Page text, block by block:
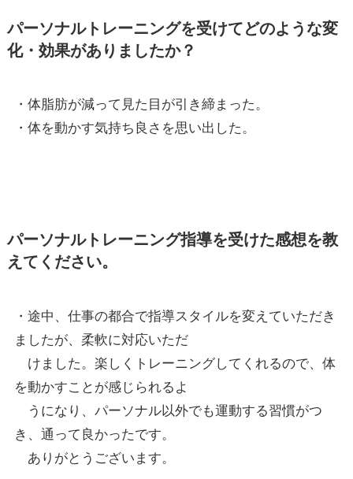
パーソナルトレーニングを受けてどのような変
化・効果がありましたか？
・体脂肪が減って見た目が引き締まった。
・体を動かす気持ち良さを思い出した。
パーソナルトレーニング指導を受けた感想を教
えてください。
・途中、仕事の都合で指導スタイルを変えていただき
ましたが、柔軟に対応いただ
けました。楽しくトレーニングしてくれるので、体
を動かすことが感じられるよ
うになり、パーソナル以外でも運動する習慣がつ
き、通って良かったです。
ありがとうございます。